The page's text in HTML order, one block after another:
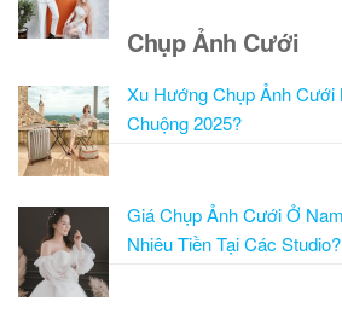
Chụp Ảnh Cưới
Xu Hướng Chụp Ảnh
Chuộng 2025?
Giá Chụp Ảnh Cưới Ở
Nhiêu Tiền Tại Các Studio?